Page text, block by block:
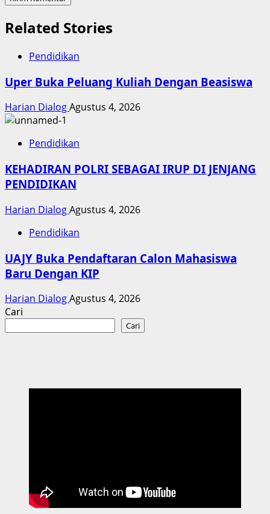
Related Stories
Pendidikan
Uper Buka Peluang Kuliah Dengan Beasiswa
Harian DialogAgustus 4, 2026
Pendidikan
KEHADIRAN POLRI SEBAGAI IRUP DI JENJANG
PENDIDIKAN
Harian DialogAgustus 4, 2026
Pendidikan
UAJY Buka Pendaftaran Calon Mahasiswa
Baru Dengan KIP
Harian DialogAgustus 4, 2026
Cari
Cari